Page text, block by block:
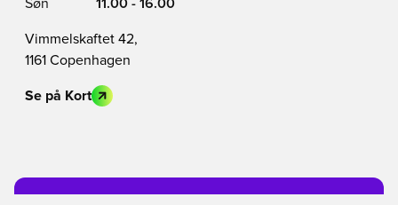
Søn
11.00 - 16.00
Vimmelskaftet 42,
1161 Copenhagen
Se på Kort